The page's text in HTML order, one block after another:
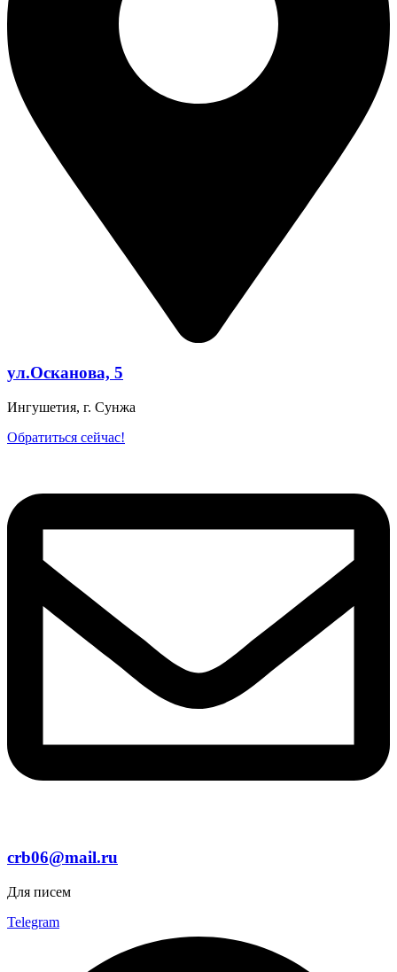
ул.Осканова, 5
Ингушетия, г. Сунжа
Обратиться сейчас!
crb06@mail.ru
Для писем
Telegram